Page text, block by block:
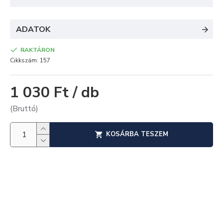
ADATOK
1 030 Ft / db
(Bruttó)
RAKTÁRON
Cikkszám: 157
KOSÁRBA TESZEM